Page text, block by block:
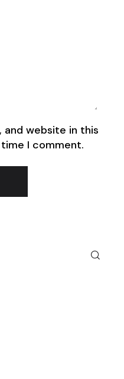
and website in this
I comment.